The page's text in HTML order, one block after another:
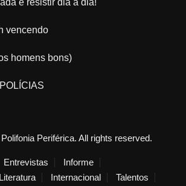
é resistir dia a dia!
vencendo
homens bons)
Periférica. All rights reserved.
Entrevistas
Informe
Literatura Internacional Talentos